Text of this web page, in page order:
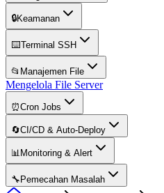
🔒Keamanan
⌨️Terminal SSH
📂 Manajemen File
Mengelola File Server
⏰Cron Jobs
🔄CI/CD & Auto-Deploy
📊Monitoring & Alert
🔧 Pemecahan Masalah